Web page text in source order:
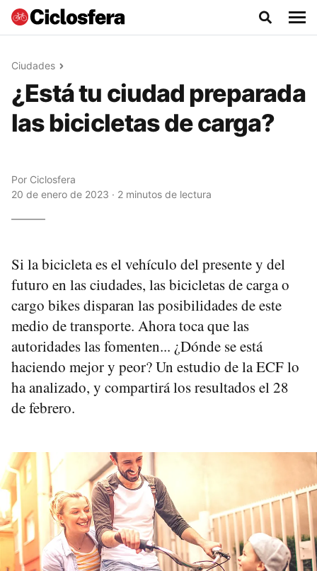
Ciudades
¿Está tu ciudad preparada
las bicicletas de carga?
Por Ciclosfera
20 de enero de 2023 · 2 minutos de lectura
Si la bicicleta es el vehículo del presente y del
futuro en las ciudades, las bicicletas de carga o
cargo bikes disparan las posibilidades de este
medio de transporte. Ahora toca que las
autoridades las fomenten... ¿Dónde se está
haciendo mejor y peor? Un estudio de la ECF lo
ha analizado, y compartirá los resultados el 28
de febrero.